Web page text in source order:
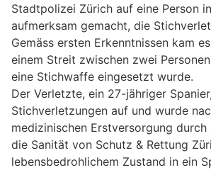
Stadtpolizei Zürich auf eine Person
aufmerksam gemacht, die
Gemäss ersten Erkenntnissen kam
einem Streit zwischen zwei
eine Stichwaffe eingesetzt wurde.
Der Verletzte, ein 27-jähriger
Stichverletzungen auf und wurde
medizinischen Erstversorgung durch
die Sanität von Schutz & Rettung
lebensbedrohlichem Zustand in ein